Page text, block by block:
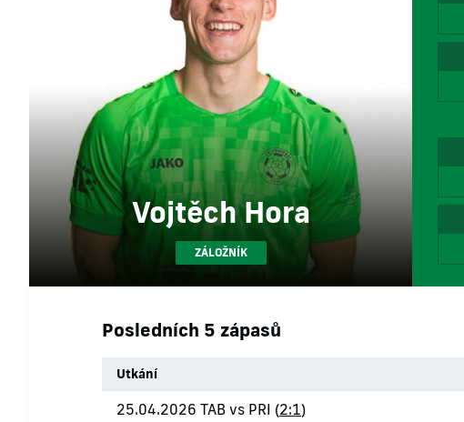
Vojtěch Hora
ZÁLOŽNÍK
Posledních 5 zápasů
Utkání
25.04.2026 TAB vs PRI (2:1)